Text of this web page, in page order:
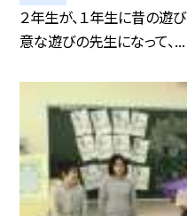
２年生が、１年生に昔の遊
意な遊びの先生になって、...